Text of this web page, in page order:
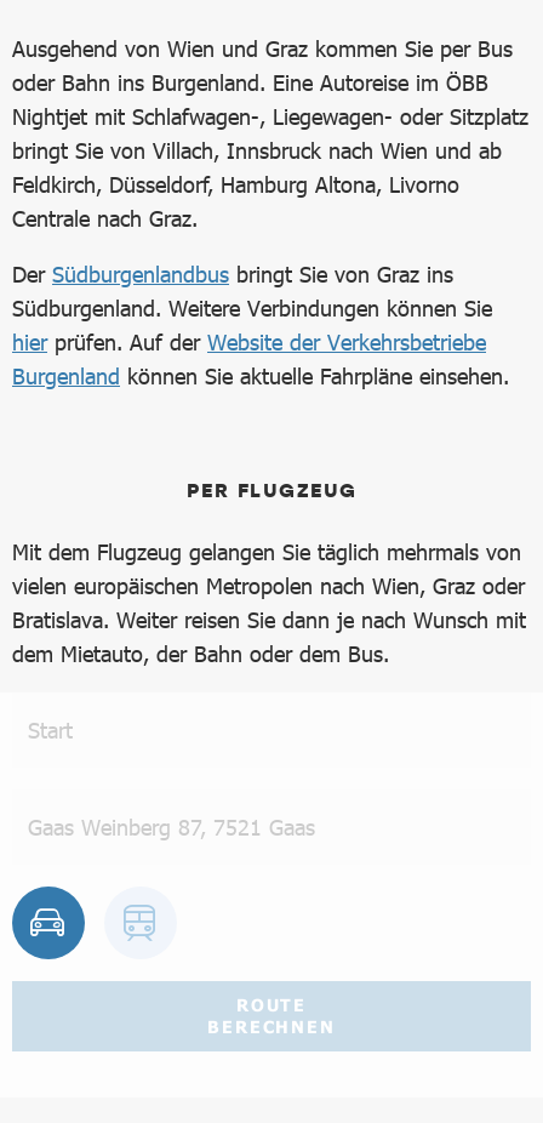
Ausgehend von Wien und Graz kommen Sie per Bus
oder Bahn ins Burgenland. Eine Autoreise im ÖBB
Nightjet mit Schlafwagen-, Liegewagen- oder Sitzplatz
bringt Sie von Villach, Innsbruck nach Wien und ab
Feldkirch, Düsseldorf, Hamburg Altona, Livorno
Centrale nach Graz.
Der Südburgenlandbus bringt Sie von Graz ins
Südburgenland. Weitere Verbindungen können Sie
hierprüfen. Auf der Website der Verkehrsbetriebe
Burgenland können Sie aktuelle Fahrpläne einsehen.
PER FLUGZEUG
Mit dem Flugzeug gelangen Sie täglich mehrmals von
vielen europäischen Metropolen nach Wien, Graz oder
Bratislava. Weiter reisen Sie dann je nach Wunsch mit
dem Mietauto, der Bahn oder dem Bus.
ROUTE
BERECHNEN